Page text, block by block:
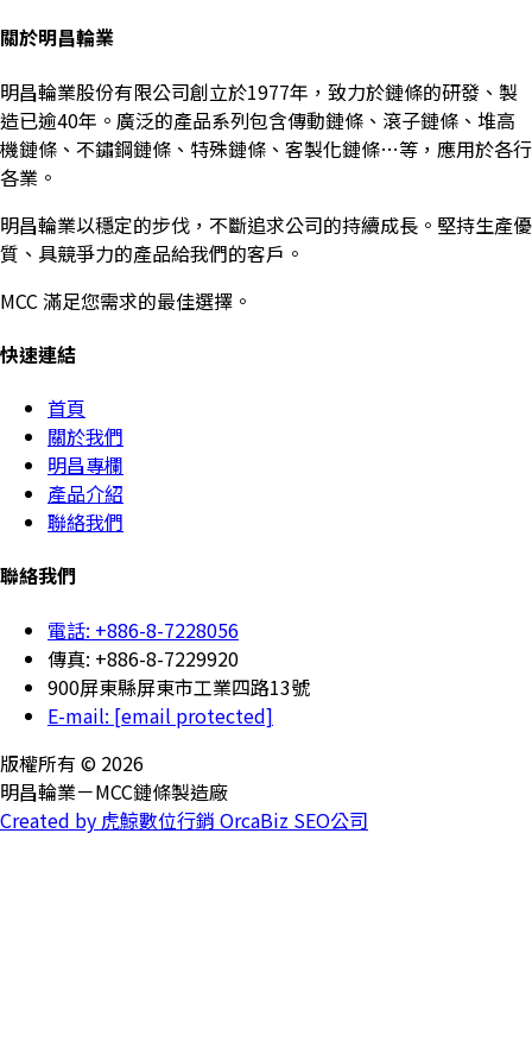
關於明昌輪業
明昌輪業股份有限公司創立於1977年，致力於鏈條的研發、製
造已逾40年。廣泛的產品系列包含傳動鏈條、滾子鏈條、堆高
機鏈條、不鏽鋼鏈條、特殊鏈條、客製化鏈條…等，應用於各行
各業。
明昌輪業以穩定的步伐，不斷追求公司的持續成長。堅持生產優
質、具競爭力的產品給我們的客戶。
MCC 滿足您需求的最佳選擇。
快速連結
首頁
關於我們
明昌專欄
產品介紹
聯絡我們
聯絡我們
電話: +886-8-7228056
傳真: +886-8-7229920
900屏東縣屏東市工業四路13號
E-mail: [email protected]
版權所有 © 2026
明昌輪業－MCC鏈條製造廠
Created by 虎鯨數位行銷 OrcaBiz SEO公司